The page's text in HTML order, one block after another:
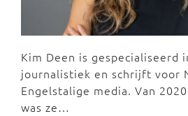
Kim Deen is gespecialiseerd
journalistiek en schrijft voor
Engelstalige media. Van
was ze…